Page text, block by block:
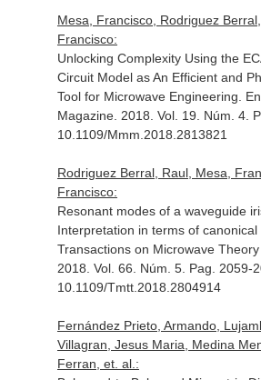
Mesa, Francisco, Rodriguez
Francisco:
Unlocking Complexity Using the
Circuit Model as An Efficient and
Tool for Microwave Engineering.
Magazine. 2018. Vol. 19. Núm. 4.
10.1109/Mmm.2018.2813821
Rodriguez Berral, Raul, Mesa,
Francisco:
Resonant modes of a waveguide
Interpretation in terms of canonical
Transactions on Microwave
2018. Vol. 66. Núm. 5. Pag. 2059-
10.1109/Tmtt.2018.2804914
Fernández Prieto, Armando,
Villagran, Jesus Maria, Medina
Ferran, et. al.: